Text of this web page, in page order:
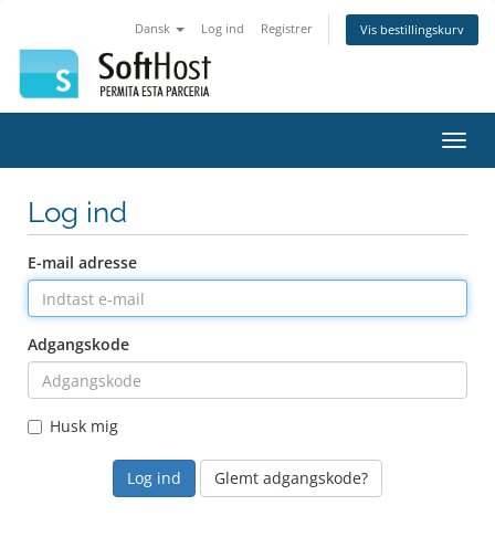
Dansk Log ind Registrer Vis bestillingskurv
Skift
Log ind
E-mail adresse
Adgangskode
Husk mig
Glemt adgangskode?